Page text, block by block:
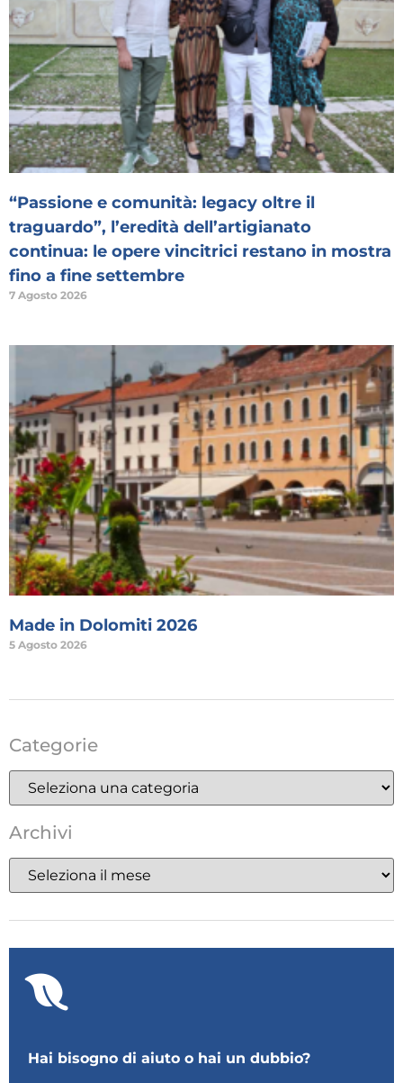
“Passione e comunità: legacy oltre il
traguardo”, l’eredità dell’artigianato
continua: le opere vincitrici restano in mostra
fino a fine settembre
7 Agosto 2026
Made in Dolomiti 2026
5 Agosto 2026
Categorie
Archivi
Hai bisogno di aiuto o hai un dubbio?